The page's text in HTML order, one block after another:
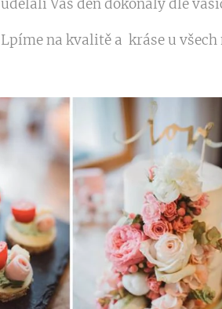
udělali Váš den dokonalý dle
Lpíme na kvalitě a kráse u